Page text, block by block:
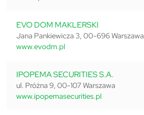
EVO DOM MAKLERSKI
Jana Pankiewicza 3, 00-696 Warszawa
www.evodm.pl
IPOPEMA SECURITIES S.A.
ul. Próżna 9, 00-107 Warszawa
www.ipopemasecurities.pl